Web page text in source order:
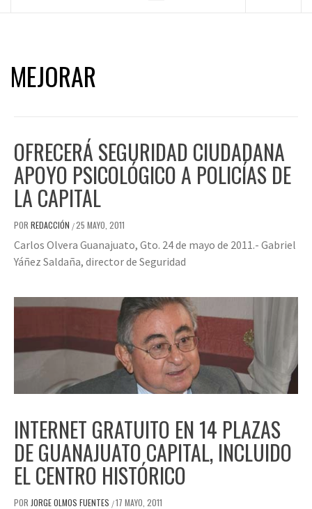
MEJORAR
OFRECERÁ SEGURIDAD CIUDADANA
APOYO PSICOLÓGICO A POLICÍAS DE
LA CAPITAL
POR REDACCIÓN /25 MAYO, 2011
Carlos Olvera Guanajuato, Gto. 24 de mayo de 2011.- Gabriel
Yáñez Saldaña, director de Seguridad
INTERNET GRATUITO EN 14 PLAZAS
DE GUANAJUATO CAPITAL, INCLUIDO
EL CENTRO HISTÓRICO
POR JORGE OLMOS FUENTES /17 MAYO, 2011